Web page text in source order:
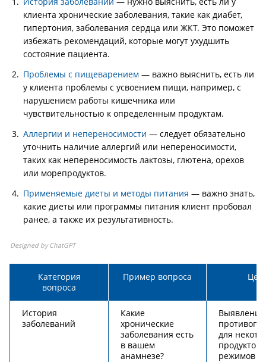
клиента хронические заболевания, такие как диабет,
гипертония, заболевания сердца или ЖКТ. Это поможет
избежать рекомендаций, которые могут ухудшить
состояние пациента.
Проблемы с пищеварением — важно выяснить, есть ли
у клиента проблемы с усвоением пищи, например, с
нарушением работы кишечника или
чувствительностью к определенным продуктам.
Аллергии и непереносимости — следует обязательно
уточнить наличие аллергий или непереносимости,
таких как непереносимость лактозы, глютена, орехов
или морепродуктов.
Применяемые диеты и методы питания — важно знать,
какие диеты или программы питания клиент пробовал
ранее, а также их результативность.
Designed by ChatGPT
Категория
вопроса
Пример вопроса
История
заболеваний
Какие
хронические
заболевания есть
в вашем
анамнезе?
Выявление
для
продуктов
режимов